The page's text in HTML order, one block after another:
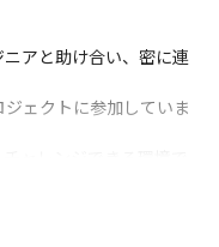
アと助け合い、密に連
ェクトに参加していま